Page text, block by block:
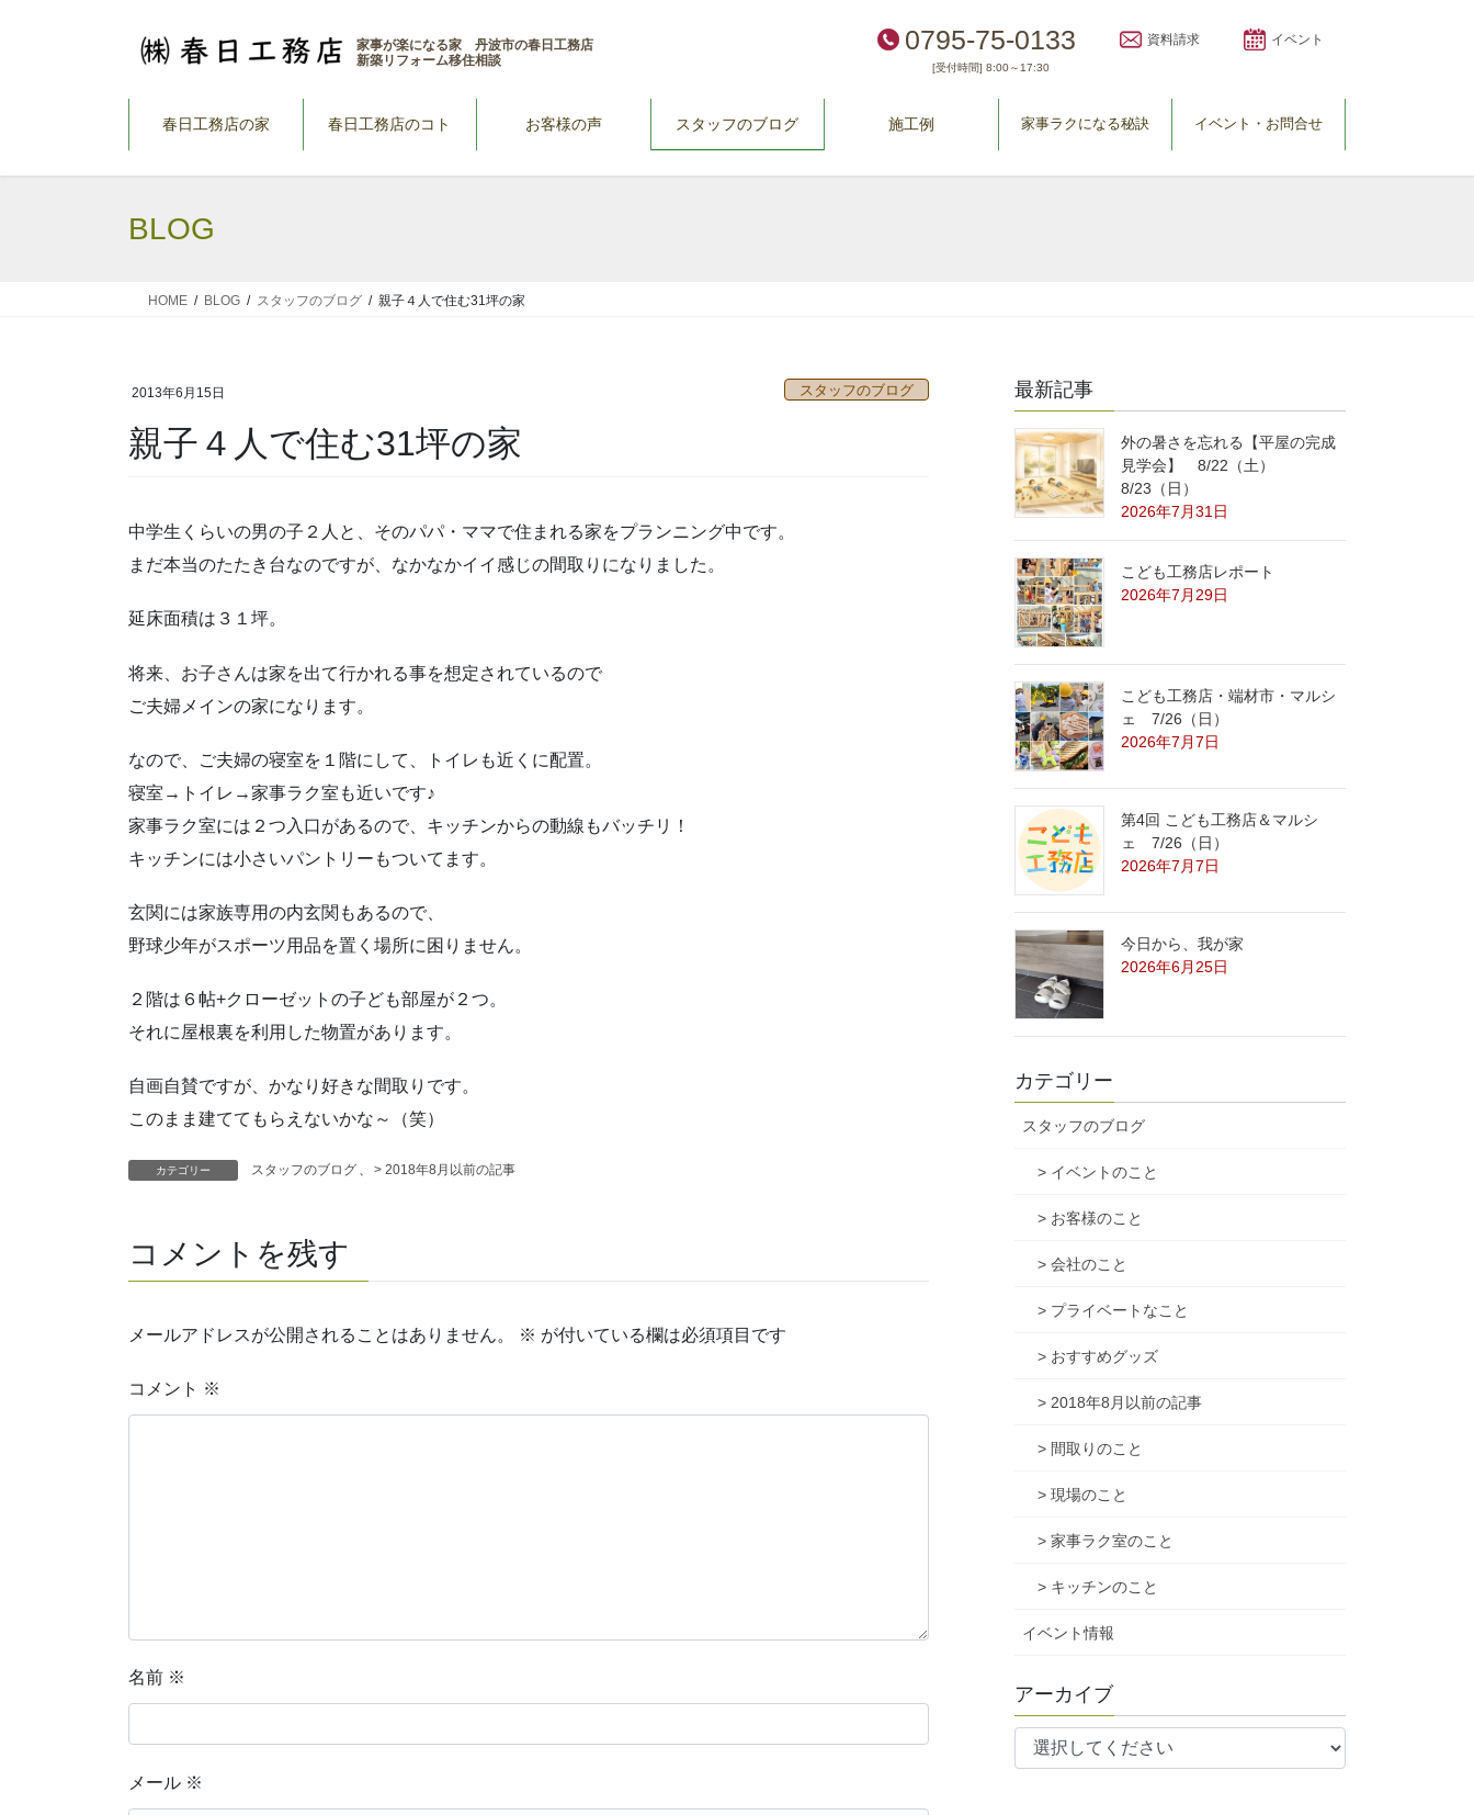
家事が楽になる家 丹波市の春日工務店
新築リフォーム移住相談
0795-75-0133
[受付時間] 8:00～17:30
資料請求 イベント
春日工務店の家 春日工務店のコト お客様の声 スタッフのブログ 施工例 家事ラクになる秘訣 イベント・お問合せ
BLOG
HOME BLOG スタッフのブログ 親子４人で住む31坪の家
2013年6月15日 スタッフのブログ
親子４人で住む31坪の家
中学生くらいの男の子２人と、そのパパ・ママで住まれる家をプランニング中です。
まだ本当のたたき台なのですが、なかなかイイ感じの間取りになりました。
延床面積は３１坪。
将来、お子さんは家を出て行かれる事を想定されているので
ご夫婦メインの家になります。
なので、ご夫婦の寝室を１階にして、トイレも近くに配置。
寝室→トイレ→家事ラク室も近いです♪
家事ラク室には２つ入口があるので、キッチンからの動線もバッチリ！
キッチンには小さいパントリーもついてます。
玄関には家族専用の内玄関もあるので、
野球少年がスポーツ用品を置く場所に困りません。
２階は６帖+クローゼットの子ども部屋が２つ。
それに屋根裏を利用した物置があります。
自画自賛ですが、かなり好きな間取りです。
このまま建ててもらえないかな～（笑）
カテゴリー スタッフのブログ 、 > 2018年8月以前の記事
コメントを残す
メールアドレスが公開されることはありません。 ※ が付いている欄は必須項目です
コメント ※
名前 ※
メール ※
最新記事
外の暑さを忘れる【平屋の完成
見学会】 8/22（土）
8/23（日）
2026年7月31日
こども工務店レポート
2026年7月29日
こども工務店・端材市・マルシ
ェ 7/26（日）
2026年7月7日
第4回 こども工務店＆マルシ
ェ 7/26（日）
2026年7月7日
今日から、我が家
2026年6月25日
カテゴリー
スタッフのブログ
> イベントのこと
> お客様のこと
> 会社のこと
> プライベートなこと
> おすすめグッズ
> 2018年8月以前の記事
> 間取りのこと
> 現場のこと
> 家事ラク室のこと
> キッチンのこと
イベント情報
アーカイブ